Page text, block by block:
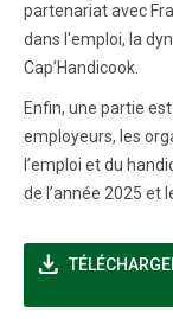
partenariat avec
dans l'emploi, la
Cap’Handicook.
Enfin, une partie
employeurs, les
l’emploi et du
de l’année 2025 et
file_download